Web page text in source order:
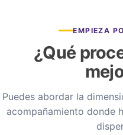
EMPIEZA
¿Qué
Puedes abordar la
acompañamiento donde